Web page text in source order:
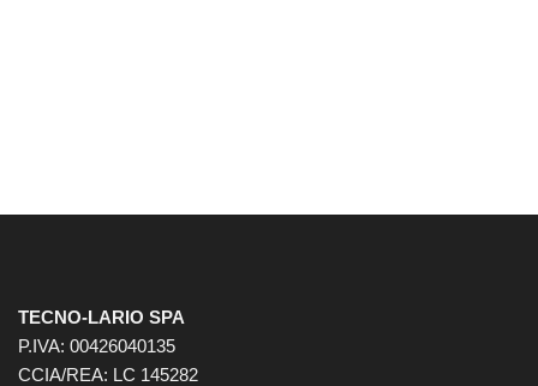
TECNO-LARIO SPA
P.IVA: 00426040135
CCIA/REA: LC 145282